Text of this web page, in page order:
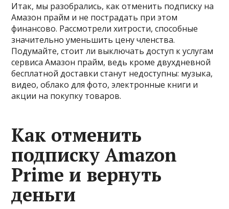
Итак, мы разобрались, как отменить подписку на
Амазон прайм и не пострадать при этом
финансово. Рассмотрели хитрости, способные
значительно уменьшить цену членства.
Подумайте, стоит ли выключать доступ к услугам
сервиса Амазон прайм, ведь кроме двухдневной
бесплатной доставки станут недоступны: музыка,
видео, облако для фото, электронные книги и
акции на покупку товаров.
Как отменить
подписку Amazon
Prime и вернуть
деньги